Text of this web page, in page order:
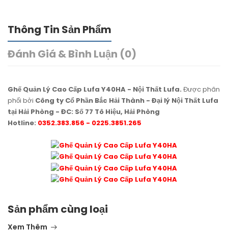
Thông Tin Sản Phẩm
Đánh Giá & Bình Luận (0)
Ghế Quản Lý Cao Cấp Lufa Y40HA - Nội Thất Lufa. Được phân
phối bởi Công ty Cổ Phần Bắc Hải Thành - Đại lý Nội Thất Lufa
tại Hải Phòng - ĐC: Số 77 Tô Hiệu, Hải Phòng
Hotline: 0352.383.856 - 0225.3851.265
Sản phẩm cùng loại
Xem Thêm